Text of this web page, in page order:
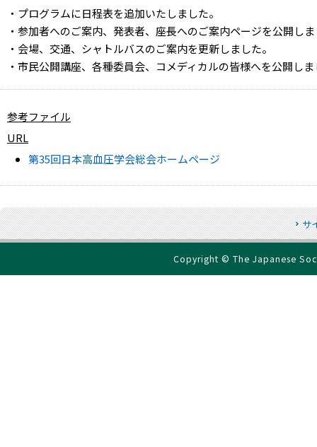
・プログラムに日程表を追加いたしました。
・参加者へのご案内、発表者、座長へのご案内ページを公開し
・会場、交通、シャトルバスのご案内を更新しました。
・市民公開講座、各種委員会、コメディカルの皆様へを公開し
参考ファイル
URL
第35回日本高血圧学会総会ホームページ
サ
Copyright © The Japanese